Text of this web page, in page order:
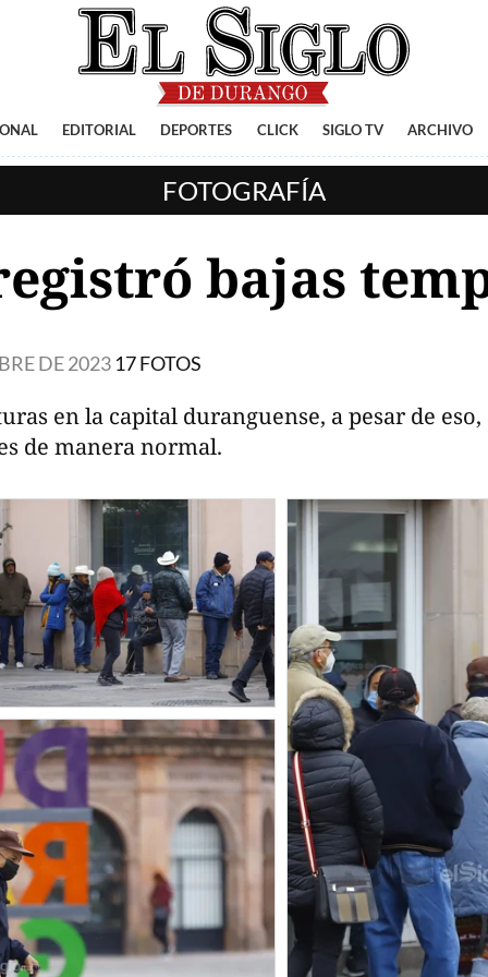
EDITORIAL DEPORTES CLICK SIGLO TV ARCHIVO
FOTOGRAFÍA
bajas
DE 2023 17 FOTOS
en la capital duranguense, a pesar de eso,
de manera normal.